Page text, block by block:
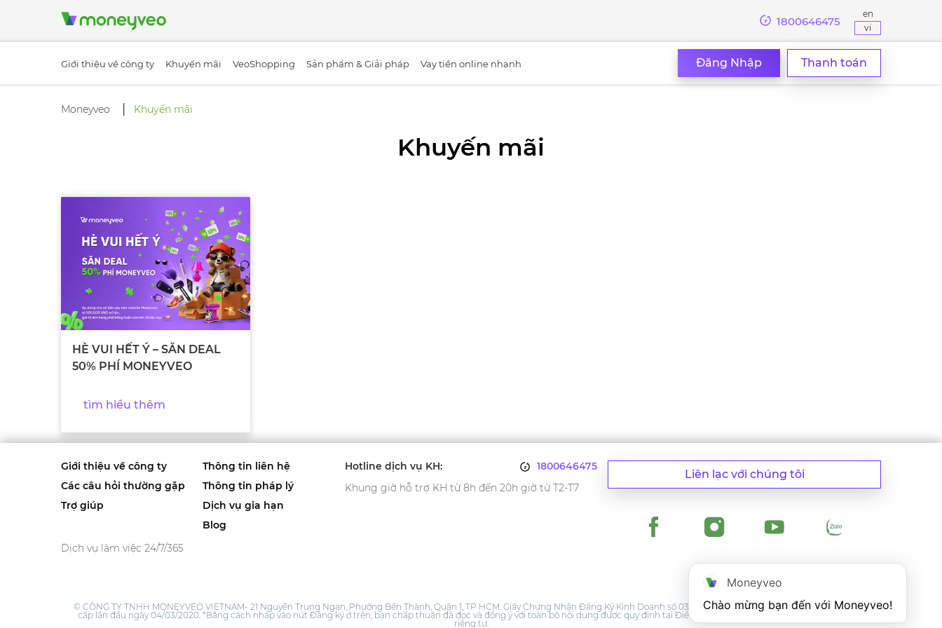
1800646475
en
vi
Giới thiệu về công ty Khuyến mãi VeoShopping Sản phẩm & Giải pháp Vay tiền online nhanh Đăng Nhập Thanh toán
Moneyveo Khuyến mãi
Khuyến mãi
HÈ VUI HẾT Ý – SĂN DEAL
50% PHÍ MONEYVEO
tìm hiểu thêm
Giới thiệu về công ty
Các câu hỏi thường gặp
Trợ giúp
Thông tin liên hệ
Thông tin pháp lý
Dịch vụ gia hạn
Blog
Dịch vụ làm việc 24/7/365
Liên lạc với chúng tôi
Hotline dịch vụ KH:
1800646475
Khung giờ hỗ trợ KH từ 8h đến 20h giờ từ T2-T7
© CÔNG TY TNHH MONEYVEO VIETNAM- 21 Nguyễn Trung Ngạn, Phường Bến Thành, Quận 1, TP HCM. Giấy Chứng Nhận Đăng Ký Kinh Doanh số 0316182035 do Sở Kế hoạch và Đầu tư TP.HCM
cấp lần đầu ngày 04/03/2020. *Bằng cách nhấp vào nút Đăng ký ở trên, bạn chấp thuận đã đọc và đồng ý với toàn bộ nội dung được quy định tại Điều khoản và Điều kiện, và Chính sách quyền
riêng tư.
Moneyveo
Chào mừng bạn đến với Moneyveo!